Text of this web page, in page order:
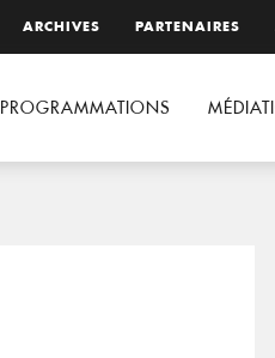
ARCHIVES PARTENAIRES
PROGRAMMATIONS